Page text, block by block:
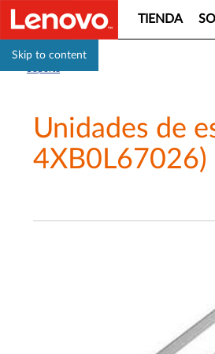
Skip to content
TIENDA
Unidades de
4XB0L67026)